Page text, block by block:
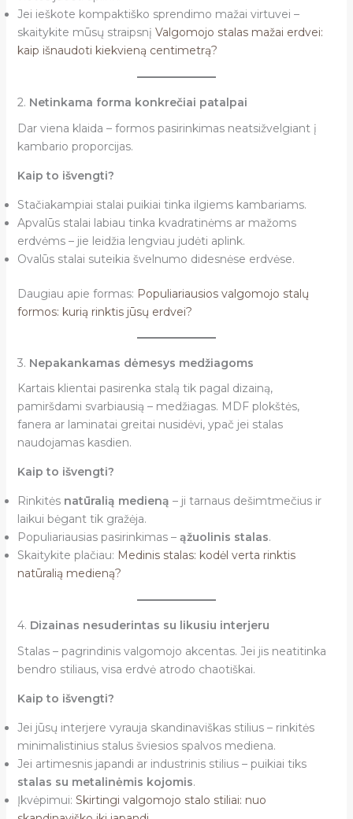
Jei ieškote kompaktiško sprendimo mažai virtuvei –
skaitykite mūsų straipsnį Valgomojo stalas mažai erdvei:
kaip išnaudoti kiekvieną centimetrą?
2. Netinkama forma konkrečiai patalpai
Dar viena klaida – formos pasirinkimas neatsižvelgiant į
kambario proporcijas.
Kaip to išvengti?
Stačiakampiai stalai puikiai tinka ilgiems kambariams.
Apvalūs stalai labiau tinka kvadratinėms ar mažoms
erdvėms – jie leidžia lengviau judėti aplink.
Ovalūs stalai suteikia švelnumo didesnėse erdvėse.
Daugiau apie formas: Populiariausios valgomojo stalų
formos: kurią rinktis jūsų erdvei?
3. Nepakankamas dėmesys medžiagoms
Kartais klientai pasirenka stalą tik pagal dizainą,
pamiršdami svarbiausią – medžiagas. MDF plokštės,
fanera ar laminatai greitai nusidėvi, ypač jei stalas
naudojamas kasdien.
Kaip to išvengti?
Rinkitės natūralią medieną – ji tarnaus dešimtmečius ir
laikui bėgant tik gražėja.
Populiariausias pasirinkimas – ąžuolinis stalas.
Skaitykite plačiau: Medinis stalas: kodėl verta rinktis
natūralią medieną?
4. Dizainas nesuderintas su likusiu interjeru
Stalas – pagrindinis valgomojo akcentas. Jei jis neatitinka
bendro stiliaus, visa erdvė atrodo chaotiškai.
Kaip to išvengti?
Jei jūsų interjere vyrauja skandinaviškas stilius – rinkitės
minimalistinius stalus šviesios spalvos mediena.
Jei artimesnis japandi ar industrinis stilius – puikiai tiks
stalas su metalinėmis kojomis.
Įkvėpimui: Skirtingi valgomojo stalo stiliai: nuo